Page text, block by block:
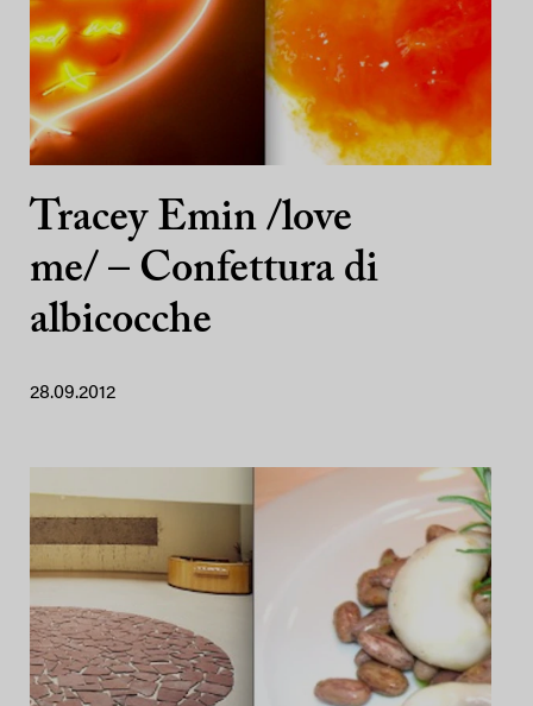
Tracey Emin /love
me/ – Confettura di
albicocche
28.09.2012